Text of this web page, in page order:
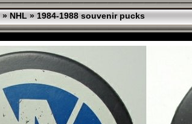
» NHL » 1984-1988 souvenir pucks